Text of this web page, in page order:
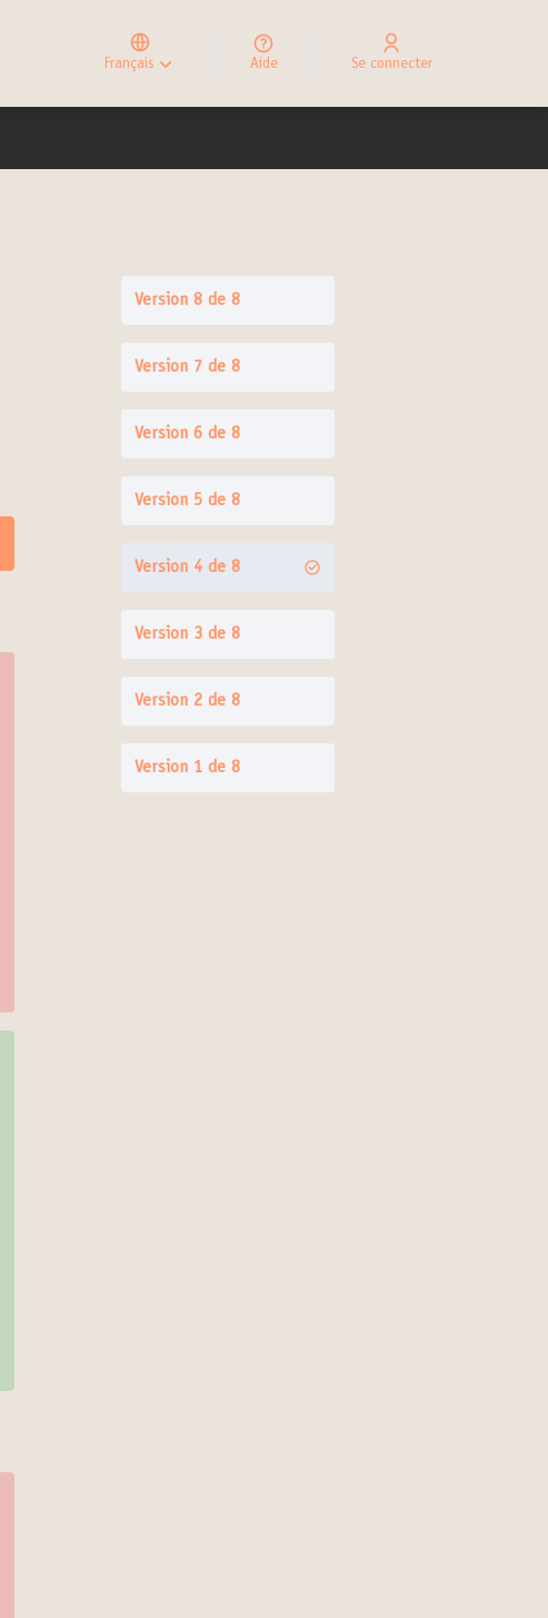
Français
Elegir el idioma
Choose language
Aide Se connecter
Version 8 de 8
Version 7 de 8
Version 6 de 8
Version 5 de 8
Version 4 de 8
Version 3 de 8
Version 2 de 8
Version 1 de 8